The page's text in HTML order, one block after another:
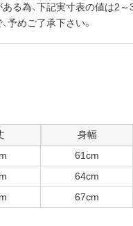
る為、下記実寸表の値は2
予めご了承下さい。
身幅
61cm
64cm
67cm